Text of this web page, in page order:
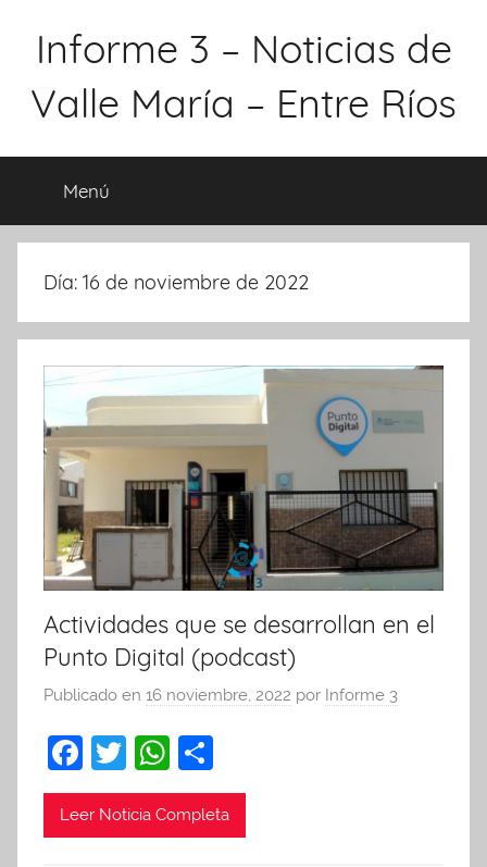
Informe 3 – Noticias de
Valle María – Entre Ríos
Menú
Día: 16 de noviembre de 2022
Actividades que se desarrollan en el
Punto Digital (podcast)
Publicado en 16 noviembre, 2022 por Informe 3
F
a
c
T
w
itt
W
h
at
o
m
Leer Noticia Completa